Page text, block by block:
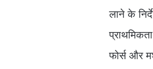
लाने के
फोर्स और